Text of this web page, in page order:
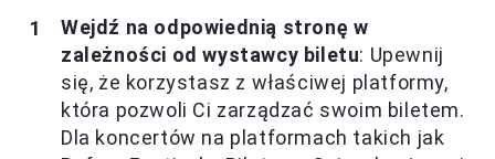
Wejdź na odpowiednią stronę w
zależności od wystawcy biletu: Upewnij
się, że korzystasz z właściwej platformy,
która pozwoli Ci zarządzać swoim biletem.
Dla koncertów na platformach takich jak